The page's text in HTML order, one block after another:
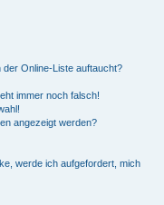
Online-Liste auftaucht?
immer noch falsch!
angezeigt werden?
werde ich aufgefordert, mich